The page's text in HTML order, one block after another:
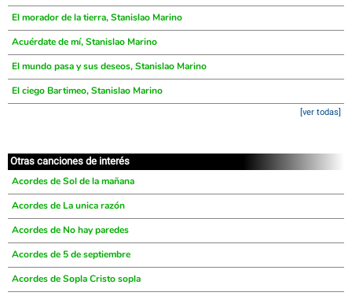
El morador de la tierra, Stanislao Marino
Acuérdate de mí, Stanislao Marino
El mundo pasa y sus deseos, Stanislao Marino
El ciego Bartimeo, Stanislao Marino
[ver todas]
Otras canciones de interés
Acordes de Sol de la mañana
Acordes de La unica razón
Acordes de No hay paredes
Acordes de 5 de septiembre
Acordes de Sopla Cristo sopla